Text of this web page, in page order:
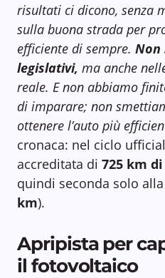
risultati ci dicono, senza
sulla buona strada per
efficiente di sempre. Non
legislativi, ma anche
reale. E non abbiamo
di imparare; non
ottenere l’auto più
cronaca: nel ciclo
accreditata di 725 km
quindi seconda solo alla
km).
Apripista per
il fotovoltaico